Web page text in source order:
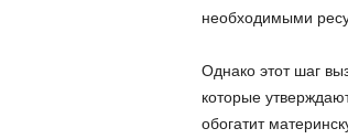
необходимыми
Однако этот шаг
которые
обогатит